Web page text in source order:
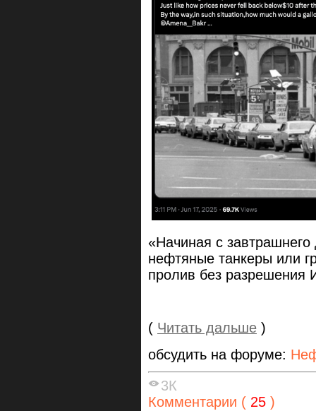
«Начиная с
нефтяные танкеры или
пролив без разрешения
( Читать дальше )
обсудить на форуме:
3К
Комментарии ( 25 )